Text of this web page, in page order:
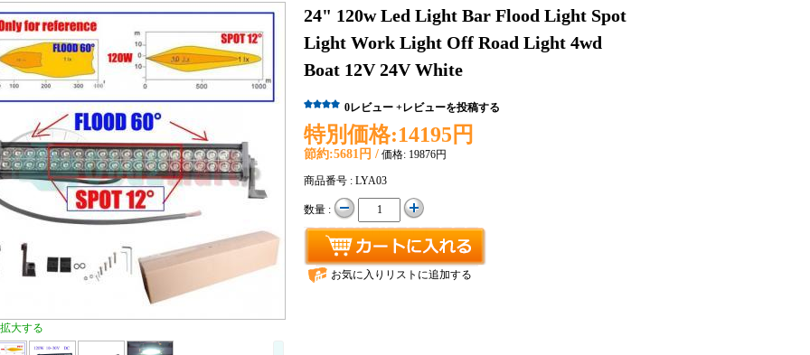
大する
24" 120w Led Light Bar Flood Light Spot
Light Work Light Off Road Light 4wd
Boat 12V 24V White
0レビュー +レビューを投稿する
特別価格:14195円
節約:5681円 / 価格: 19876円
商品番号 : LYA03
数量 :
お気に入りリストに追加する